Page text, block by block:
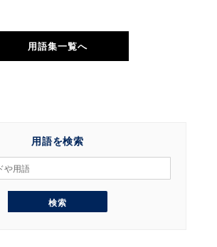
用語集一覧へ
用語を検索